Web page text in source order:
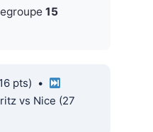
15
pts) •
vs Nice (27